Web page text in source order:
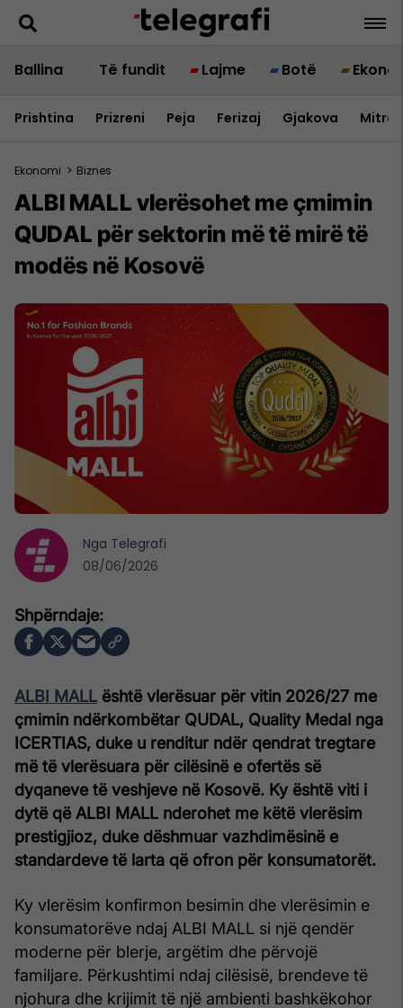
Ballina Të fundit Lajme Botë
Prishtina Prizreni Peja Ferizaj Gjakova
Ekonomi > Biznes
ALBI MALL vlerësohet me çmimin
QUDAL për sektorin më të mirë të
modës në Kosovë
ALBI MALL është vlerësuar për vitin 2026/27 me
çmimin ndërkombëtar QUDAL, Quality Medal nga
ICERTIAS, duke u renditur ndër qendrat tregtare
më të vlerësuara për cilësinë e ofertës së
dyqaneve të veshjeve në Kosovë. Ky është viti i
dytë që ALBI MALL nderohet me këtë vlerësim
prestigjioz, duke dëshmuar vazhdimësinë e
standardeve të larta që ofron për konsumatorët.
Ky vlerësim konfirmon besimin dhe vlerësimin e
konsumatorëve ndaj ALBI MALL si një qendër
moderne për blerje, argëtim dhe përvojë
familjare. Përkushtimi ndaj cilësisë, brendeve të
njohura dhe krijimit të një ambienti bashkëkohor
Nga Telegrafi
08/06/2026